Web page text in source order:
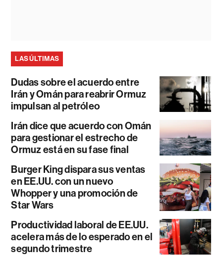
LAS ÚLTIMAS
Dudas sobre el acuerdo entre
Irán y Omán para reabrir Ormuz
impulsan al petróleo
Irán dice que acuerdo con Omán
para gestionar el estrecho de
Ormuz está en su fase final
Burger King dispara sus ventas
en EE.UU. con un nuevo
Whopper y una promoción de
Star Wars
Productividad laboral de EE.UU.
acelera más de lo esperado en el
segundo trimestre